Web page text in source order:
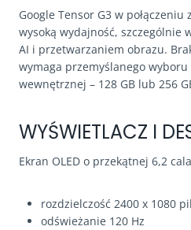
Google Tensor G3 w połączeniu
wysoką wydajność, szczególnie
AI i przetwarzaniem obrazu.
wymaga przemyślanego
wewnętrznej – 128 GB lub 256
WYŚWIETLACZ I
Ekran OLED o przekątnej 6,2
rozdzielczość 2400 x 1080
odświeżanie 120 Hz